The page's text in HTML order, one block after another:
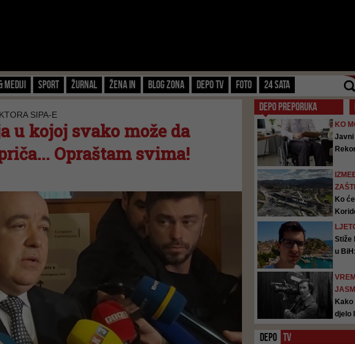
Mediji Sport Žurnal Žena IN Blog zona Depo TV FOTO 24 SATA
SIPA-E
u kojoj svako može da
Opraštam svima!
DEPO PREPORUKA
KO
Javni
Ko
Stiže
u
djelo
DEPO TV